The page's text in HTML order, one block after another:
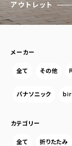
アウトレット
メーカー
全て その他
パナソニック
カテゴリー
全て 折りたたみ